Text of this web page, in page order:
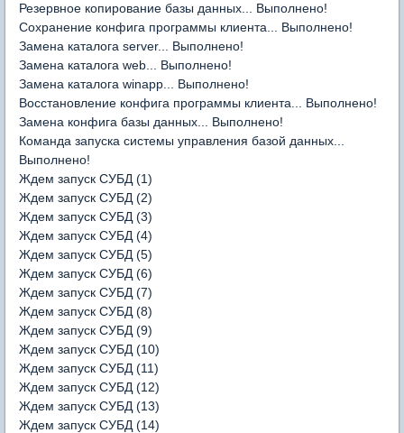
Резервное копирование базы данных... Выполнено!
Сохранение конфига программы клиента... Выполнено!
Замена каталога server... Выполнено!
Замена каталога web... Выполнено!
Замена каталога winapp... Выполнено!
Восстановление конфига программы клиента... Выполнено!
Замена конфига базы данных... Выполнено!
Команда запуска системы управления базой данных...
Выполнено!
Ждем запуск СУБД (1)
Ждем запуск СУБД (2)
Ждем запуск СУБД (3)
Ждем запуск СУБД (4)
Ждем запуск СУБД (5)
Ждем запуск СУБД (6)
Ждем запуск СУБД (7)
Ждем запуск СУБД (8)
Ждем запуск СУБД (9)
Ждем запуск СУБД (10)
Ждем запуск СУБД (11)
Ждем запуск СУБД (12)
Ждем запуск СУБД (13)
Ждем запуск СУБД (14)